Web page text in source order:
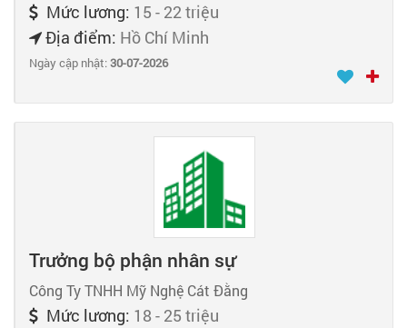
Mức lương: 15 - 22 triệu
Địa điểm: Hồ Chí Minh
Ngày cập nhật:30-07-2026
Trưởng bộ phận nhân sự
Công Ty TNHH Mỹ Nghệ Cát Đằng
Mức lương: 18 - 25 triệu